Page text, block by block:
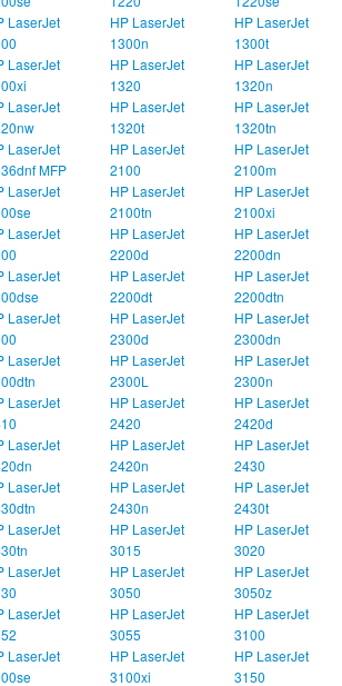
LaserJet
HP LaserJet
1300n
HP LaserJet
1300t
LaserJet
HP LaserJet
1320
HP LaserJet
1320n
LaserJet
HP LaserJet
1320t
HP LaserJet
1320tn
LaserJet
MFP
HP LaserJet
2100
HP LaserJet
2100m
LaserJet
HP LaserJet
2100tn
HP LaserJet
2100xi
LaserJet
HP LaserJet
2200d
HP LaserJet
2200dn
LaserJet
HP LaserJet
2200dt
HP LaserJet
2200dtn
LaserJet
HP LaserJet
2300d
HP LaserJet
2300dn
LaserJet
HP LaserJet
2300L
HP LaserJet
2300n
LaserJet
HP LaserJet
2420
HP LaserJet
2420d
LaserJet
HP LaserJet
2420n
HP LaserJet
2430
LaserJet
HP LaserJet
2430n
HP LaserJet
2430t
LaserJet
HP LaserJet
3015
HP LaserJet
3020
LaserJet
HP LaserJet
3050
HP LaserJet
3050z
LaserJet
HP LaserJet
3055
HP LaserJet
3100
LaserJet
HP LaserJet
3100xi
HP LaserJet
3150